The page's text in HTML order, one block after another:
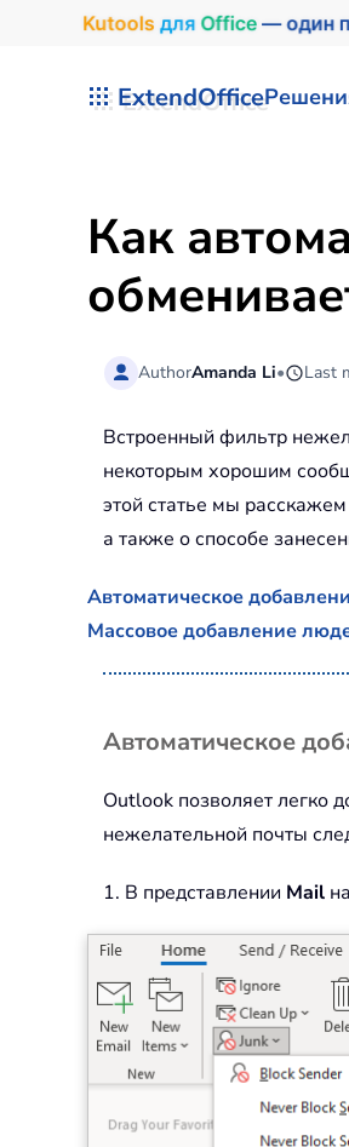
Kutools для Office— один
ExtendOffice
Как
AuthorAmanda Li• Last
Встроенный фильтр
некоторым хорошим
этой статье мы
а также о способе
Автоматическое
Массовое добавление
Автоматическое
Outlook позволяет легко
нежелательной почты
1. В представлении Mail